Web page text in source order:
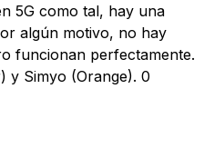
5G como tal, hay una
algún motivo, no hay
funcionan perfectamente.
y Simyo (Orange). 0